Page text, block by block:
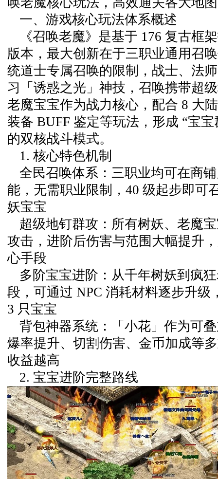
一、游戏核心玩法体系概述
《召唤老魔》是基于 176 复古框
版本，最大创新在于三职业通用召
统道士专属召唤的限制，战士、法
习「诱惑之光」神技，召唤携带超
老魔宝宝作为战力核心，配合 8 大
装备 BUFF 鉴定等玩法，形成 “宝
的双核战斗模式。
1. 核心特色机制
全民召唤体系：三职业均可在商
能，无需职业限制，40 级起步即可
妖宝宝
超级地钉群攻：所有树妖、老魔
攻击，进阶后伤害与范围大幅提升
心手段
多阶宝宝进阶：从千年树妖到疯
段，可通过 NPC 消耗材料逐步升级
3 只宝宝
背包神器系统：「小花」作为可
爆率提升、切割伤害、金币加成等
收益越高
2. 宝宝进阶完整路线